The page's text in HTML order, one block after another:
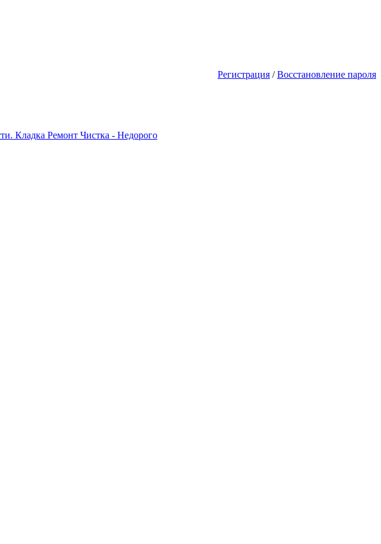
первым! Акции Скидки! Сделай
Регистрация / Восстановление пароля
Кладка Ремонт Чистка - Недорого